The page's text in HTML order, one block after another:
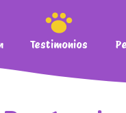
Testimonios